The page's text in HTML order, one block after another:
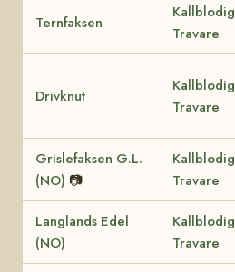
Ternfaksen
Kallblodig
Travare
Drivknut
Kallblodig
Travare
Grislefaksen G.L.
(NO) 📷
Kallblodig
Travare
Langlands Edel
(NO)
Kallblodig
Travare